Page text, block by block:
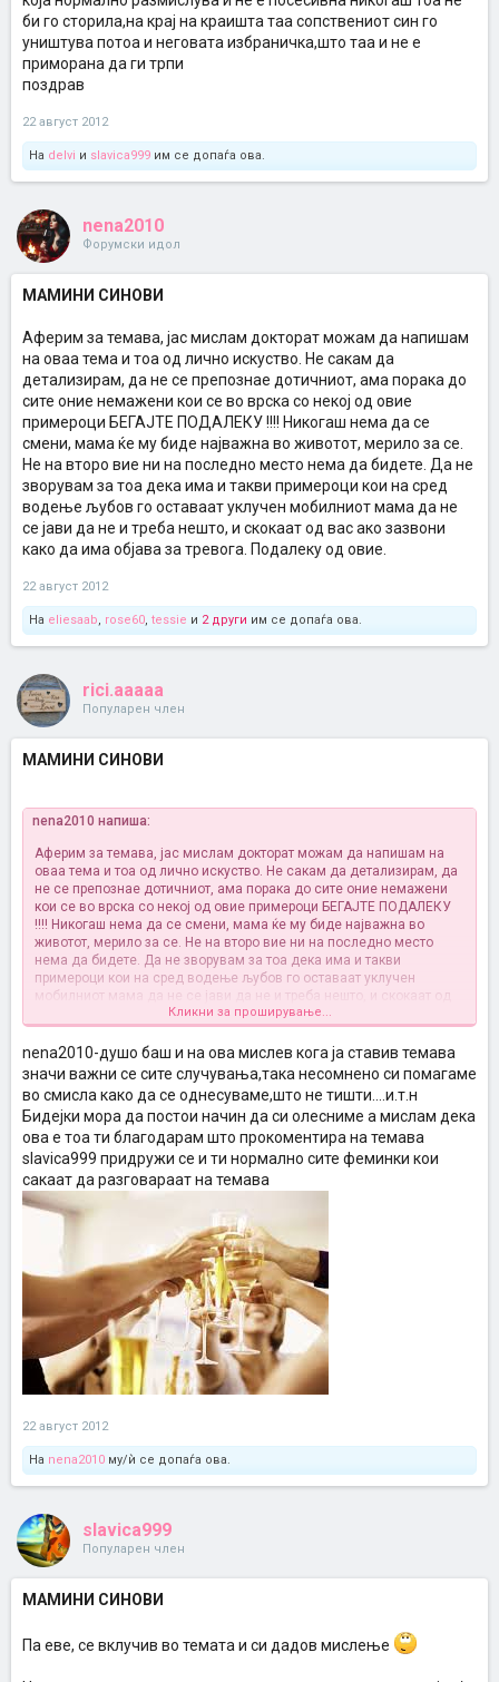
би го сторила,на крај на краишта таа сопствениот син го
уништува потоа и неговата избраничка,што таа и не е
приморана да ги трпи
поздрав
22 август 2012
На delvi и slavica999 им се допаѓа ова.
nena2010
Форумски идол
МАМИНИ СИНОВИ
Аферим за темава, јас мислам докторат можам да напишам
на оваа тема и тоа од лично искуство. Не сакам да
детализирам, да не се препознае дотичниот, ама порака до
сите оние немажени кои се во врска со некој од овие
примероци БЕГАЈТЕ ПОДАЛЕКУ !!!! Никогаш нема да се
смени, мама ќе му биде најважна во животот, мерило за се.
Не на второ вие ни на последно место нема да бидете. Да не
зворувам за тоа дека има и такви примероци кои на сред
водење љубов го оставаат уклучен мобилниот мама да не
се јави да не и треба нешто, и скокаат од вас ако зазвони
како да има објава за тревога. Подалеку од овие.
22 август 2012
На eliesaab, rose60, tessie и 2 други им се допаѓа ова.
rici.aaaaa
Популарен член
МАМИНИ СИНОВИ
nena2010 напиша:
Аферим за темава, јас мислам докторат можам да напишам на
оваа тема и тоа од лично искуство. Не сакам да детализирам, да
не се препознае дотичниот, ама порака до сите оние немажени
кои се во врска со некој од овие примероци БЕГАЈТЕ ПОДАЛЕКУ
!!!! Никогаш нема да се смени, мама ќе му биде најважна во
животот, мерило за се. Не на второ вие ни на последно место
нема да бидете. Да не зворувам за тоа дека има и такви
примероци кои на сред водење љубов го оставаат уклучен
мобилниот мама да не се јави да не и треба нешто, и скокаат од
вас ако зазвони како да има објава за тревога. Подалеку од овие.
Кликни за проширување...
nena2010-душо баш и на ова мислев кога ја ставив темава
значи важни се сите случувања,така несомнено си помагаме
во смисла како да се однесуваме,што не тишти....и.т.н
Бидејки мора да постои начин да си олесниме а мислам дека
ова е тоа ти благодарам што прокоментира на темава
slavica999 придружи се и ти нормално сите феминки кои
сакаат да разговараат на темава
22 август 2012
На nena2010 му/ѝ се допаѓа ова.
slavica999
Популарен член
МАМИНИ СИНОВИ
Па еве, се вклучив во темата и си дадов мислење